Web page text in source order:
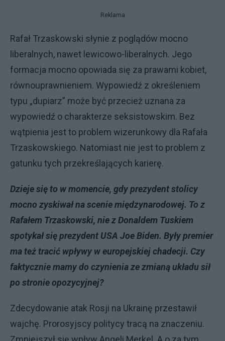
Reklama
Rafał Trzaskowski słynie z poglądów mocno
liberalnych, nawet lewicowo-liberalnych. Jego
formacja mocno opowiada się za prawami kobiet,
równouprawnieniem. Wypowiedź z określeniem
typu „dupiarz” może być przecież uznana za
wypowiedź o charakterze seksistowskim. Bez
wątpienia jest to problem wizerunkowy dla Rafała
Trzaskowskiego. Natomiast nie jest to problem z
gatunku tych przekreślających karierę.
Dzieje się to w momencie, gdy prezydent stolicy
mocno zyskiwał na scenie międzynarodowej. To z
Rafałem Trzaskowski, nie z Donaldem Tuskiem
spotykał się prezydent USA Joe Biden. Były premier
ma też tracić wpływy w europejskiej chadecji. Czy
faktycznie mamy do czynienia ze zmianą układu sił
po stronie opozycyjnej?
Zdecydowanie atak Rosji na Ukrainę przestawił
wajchę. Prorosyjscy politycy tracą na znaczeniu.